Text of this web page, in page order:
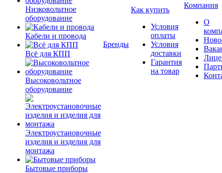
Низковольтное
оборудование
Кабели и провода
Всё для КПП
Высоковольтное
оборудование
Электроустановочные
изделия и изделия для
монтажа
Бытовые приборы
Бренды
Как купить
Условия
оплаты
Условия
доставки
Гарантия
на товар
Компания
О